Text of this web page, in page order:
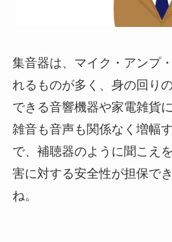
集音器は、マイク・アンプ
れるものが多く、身の回り
できる音響機器や家電雑貨
雑音も音声も関係なく増幅
で、補聴器のように聞こえ
害に対する安全性が担保で
ね。